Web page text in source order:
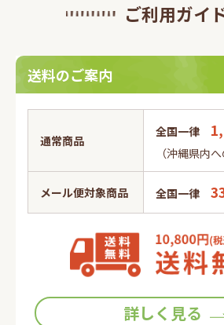
ご利用ガイ
送料のご案内
通常商品
全国一律
（沖縄県内
メール便対象商品 全国一律
詳しく見る